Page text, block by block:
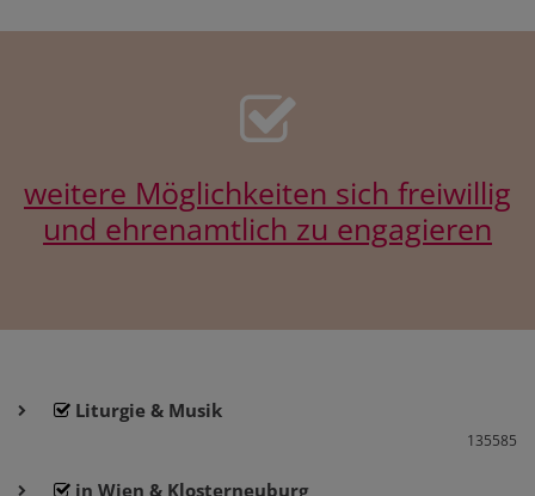
weitere Möglichkeiten sich freiwillig
und ehrenamtlich zu engagieren
Liturgie & Musik
135585
in Wien & Klosterneuburg